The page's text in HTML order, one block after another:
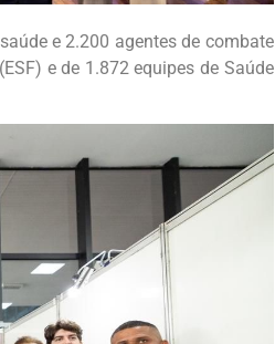
e 2.200 agentes de combate
e de 1.872 equipes de Saúde